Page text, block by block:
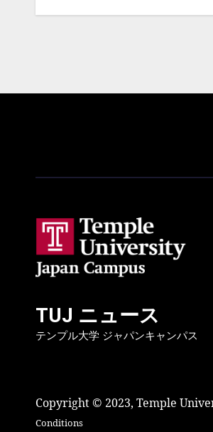
TUJ ニュース
テンプル大学 ジャパンキャンパス
Copyright © 2023, Temple
Conditions